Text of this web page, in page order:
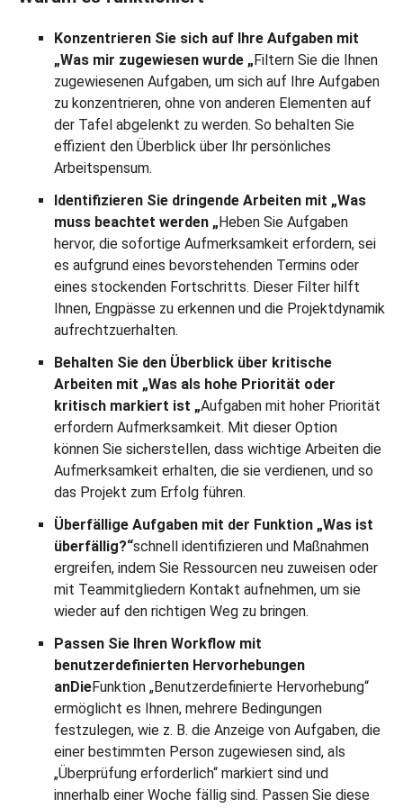
Konzentrieren Sie sich auf Ihre Aufgaben mit
„Was mir zugewiesen wurde „Filtern Sie die Ihnen
zugewiesenen Aufgaben, um sich auf Ihre Aufgaben
zu konzentrieren, ohne von anderen Elementen auf
der Tafel abgelenkt zu werden. So behalten Sie
effizient den Überblick über Ihr persönliches
Arbeitspensum.
Identifizieren Sie dringende Arbeiten mit „Was
muss beachtet werden „Heben Sie Aufgaben
hervor, die sofortige Aufmerksamkeit erfordern, sei
es aufgrund eines bevorstehenden Termins oder
eines stockenden Fortschritts. Dieser Filter hilft
Ihnen, Engpässe zu erkennen und die Projektdynamik
aufrechtzuerhalten.
Behalten Sie den Überblick über kritische
Arbeiten mit „Was als hohe Priorität oder
kritisch markiert ist „Aufgaben mit hoher Priorität
erfordern Aufmerksamkeit. Mit dieser Option
können Sie sicherstellen, dass wichtige Arbeiten die
Aufmerksamkeit erhalten, die sie verdienen, und so
das Projekt zum Erfolg führen.
Überfällige Aufgaben mit der Funktion „Was ist
überfällig?“schnell identifizieren und Maßnahmen
ergreifen, indem Sie Ressourcen neu zuweisen oder
mit Teammitgliedern Kontakt aufnehmen, um sie
wieder auf den richtigen Weg zu bringen.
Passen Sie Ihren Workflow mit
benutzerdefinierten Hervorhebungen
anDieFunktion „Benutzerdefinierte Hervorhebung“
ermöglicht es Ihnen, mehrere Bedingungen
festzulegen, wie z. B. die Anzeige von Aufgaben, die
einer bestimmten Person zugewiesen sind, als
„Überprüfung erforderlich“ markiert sind und
innerhalb einer Woche fällig sind. Passen Sie diese